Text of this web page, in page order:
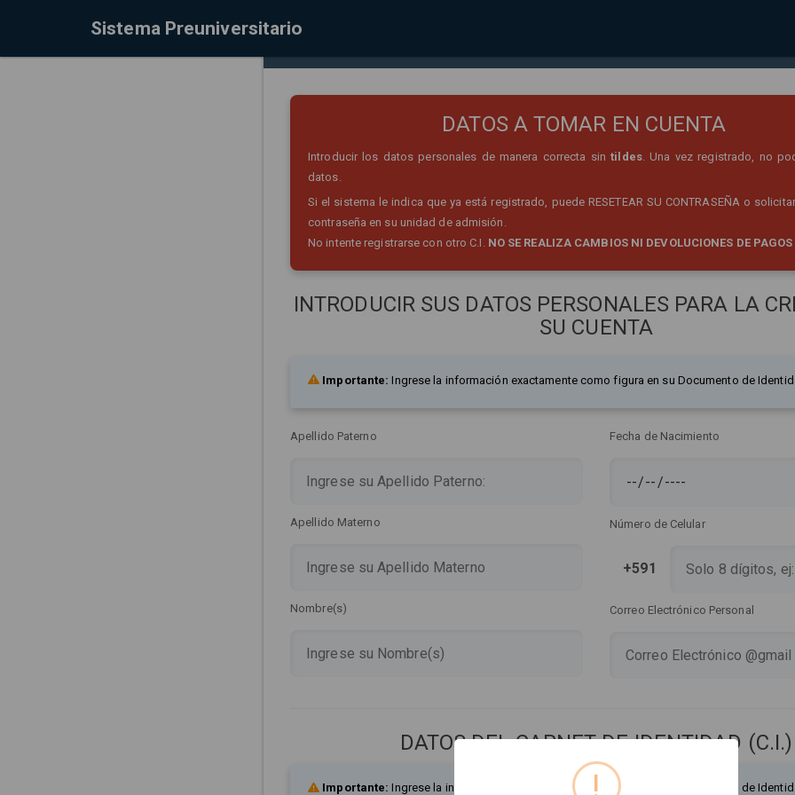
Sistema Preuniversitario
DATOS A TOMAR EN CUENTA
Introducir los datos personales de manera correcta sintildes. Una vez registrado, no
datos.
Si el sistema le indica que ya está registrado, puede RESETEAR SU CONTRASEÑA o
contraseña en su unidad de admisión.
No intente registrarse con otro C.I. NO SE REALIZA CAMBIOS NI DEVOLUCIONES DE
INTRODUCIR SUS DATOS PERSONALES PARA LA
SU CUENTA
Importante: Ingrese la información exactamente como figura en su Documento de
Apellido Paterno
Apellido Materno
Nombre(s)
Fecha de Nacimiento
Número de Celular
+591
Correo Electrónico Personal
DATOS DEL CARNET DE IDENTIDAD (C.I.)
Importante: Ingrese la información exactamente como figura en su Documento de
!